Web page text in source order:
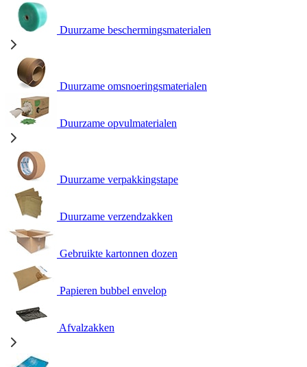
Duurzame beschermingsmaterialen
Duurzame omsnoeringsmaterialen
Duurzame opvulmaterialen
Duurzame verpakkingstape
Duurzame verzendzakken
Gebruikte kartonnen dozen
Papieren bubbel envelop
Afvalzakken